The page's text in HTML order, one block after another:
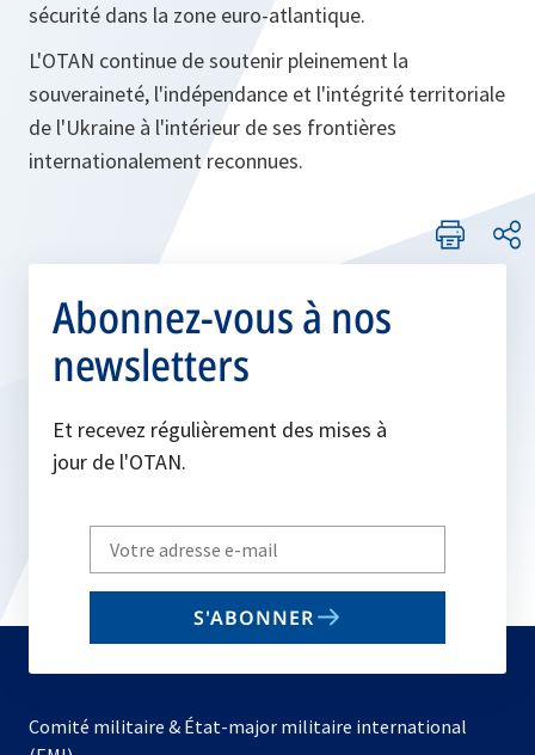
sécurité dans la zone euro-atlantique.
L'OTAN continue de soutenir pleinement la
souveraineté, l'indépendance et l'intégrité territoriale
de l'Ukraine à l'intérieur de ses frontières
internationalement reconnues.
Abonnez-vous à nos
newsletters
Et recevez régulièrement des mises à
jour de l'OTAN.
Write
your
email
S'ABONNER
Comité militaire & État-major militaire international